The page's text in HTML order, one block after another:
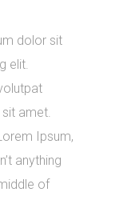
dolor sit
elit.
amet.
Ipsum,
anything
of